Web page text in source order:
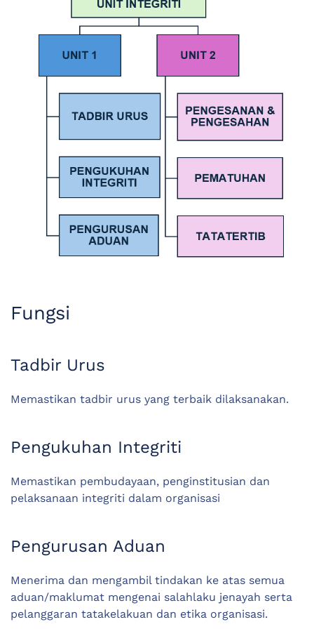
Fungsi
Tadbir Urus
Memastikan tadbir urus yang terbaik dilaksanakan.
Pengukuhan Integriti
Memastikan pembudayaan, penginstitusian dan
pelaksanaan integriti dalam organisasi
Pengurusan Aduan
Menerima dan mengambil tindakan ke atas semua
aduan/maklumat mengenai salahlaku jenayah serta
pelanggaran tatakelakuan dan etika organisasi.